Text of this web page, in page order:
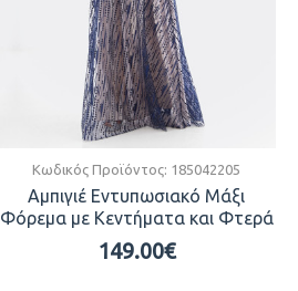
Κωδικός Προϊόντος: 185042205
Αμπιγιέ Εντυπωσιακό Μάξι
Φόρεμα με Κεντήματα και Φτερά
149.00€